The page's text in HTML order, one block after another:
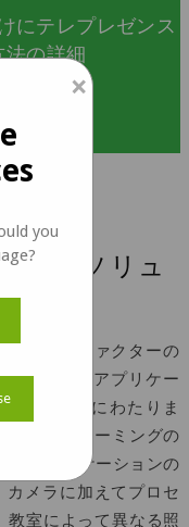
にテレプレゼンス
法の詳細
したソリュ
ォームファクターの
やAR / VRアプリケー
まで多岐にわたりま
は、ストリーミングの
アプリケーションの
メラに加えてプロセ
教室によって異なる照
×
you